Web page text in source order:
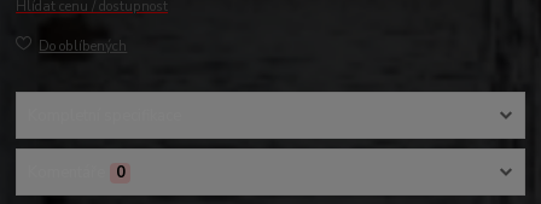
Hlídat cenu / dostupnost
Do oblíbených
0